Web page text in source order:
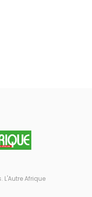
L'Autre Afrique